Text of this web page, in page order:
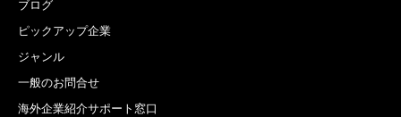
ブログ
ピックアップ企業
ジャンル
一般のお問合せ
海外企業紹介サポート窓口